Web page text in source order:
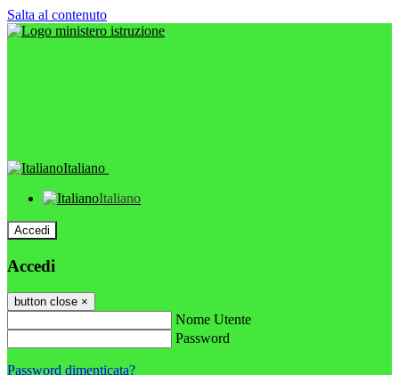
Salta al contenuto
Italiano
Italiano
Accedi
Accedi
button close ×
Nome Utente
Password
Password dimenticata?